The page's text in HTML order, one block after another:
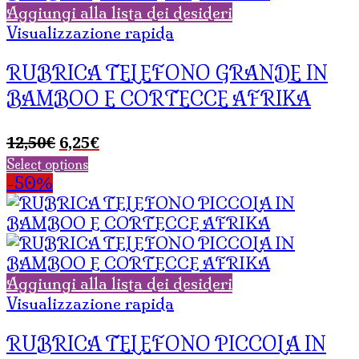
Aggiungi alla lista dei desideri
Visualizzazione rapida
RUBRICA TELEFONO GRANDE IN
BAMBOO E CORTECCE AFRIKA
12,50€ Il
prezzo
era:
12,50€.
6,25€Il
è:
6,25€.
Select options
-50%
Aggiungi alla lista dei desideri
Visualizzazione rapida
RUBRICA TELEFONO PICCOLA IN